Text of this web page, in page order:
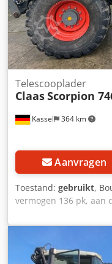
Kassel 364 km
Telescooplader
ClaasScorpion
Aanvragen
Toestand: gebruikt,
vermogen 136 pk, aan